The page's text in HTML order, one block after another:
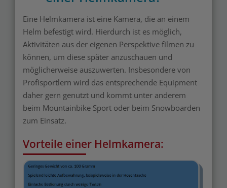
Eine Helmkamera ist eine Kamera, die an einem
Helm befestigt wird. Hierdurch ist es möglich,
Aktivitäten aus der eigenen Perspektive filmen zu
können, um diese später anzuschauen und
möglicherweise auszuwerten. Insbesondere von
Profisportlern wird das entsprechende Equipment
daher gern genutzt und kommt unter anderem
beim Mountainbike Sport oder beim Snowboarden
zum Einsatz.
Vorteile einer Helmkamera: